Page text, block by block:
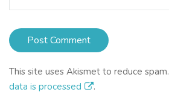
This site uses Akismet to reduce spam.
data is processed
.